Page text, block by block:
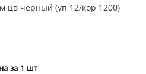
цв черный (уп 12/кор 1200)
за 1 шт